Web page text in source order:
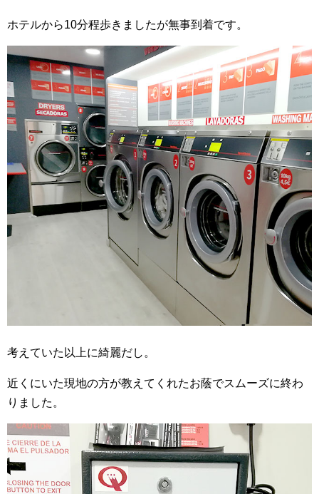
ホテルから10分程歩きましたが無事到着です。
考えていた以上に綺麗だし。
近くにいた現地の方が教えてくれたお蔭でスムーズに終わ
りました。